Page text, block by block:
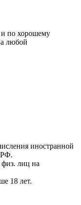
по хорошему
любой
иностранной
РФ.
лиц на
18 лет.